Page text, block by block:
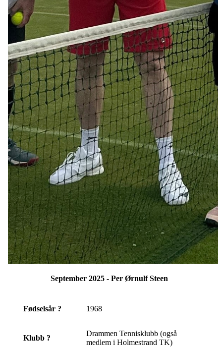
September 2025 - Per Ørnulf Steen
Fødselsår ? 1968
Klubb ?
Drammen Tennisklubb (også
medlem i Holmestrand TK)